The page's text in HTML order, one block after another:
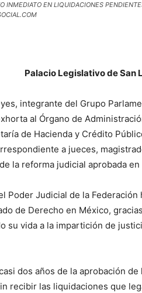
INMEDIATO EN LIQUIDACIONES
Palacio Legislativo de San
integrante del Grupo
al Órgano de
de Hacienda y Crédito
a jueces,
la reforma judicial aprobada
Poder Judicial de la
de Derecho en México,
su vida a la impartición de
dos años de la aprobación
recibir las liquidaciones que